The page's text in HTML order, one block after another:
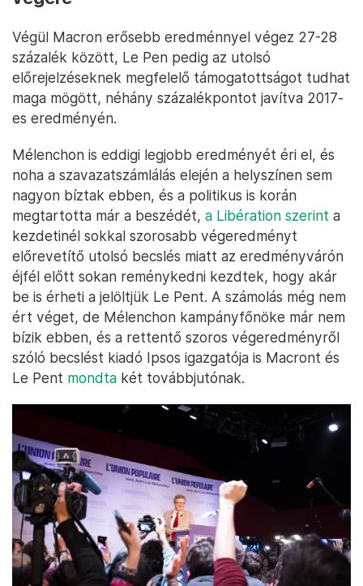
Végül Macron erősebb eredménnyel végez 27-28
százalék között, Le Pen pedig az utolsó
előrejelzéseknek megfelelő támogatottságot tudhat
maga mögött, néhány százalékpontot javítva 2017-
es eredményén.
Mélenchon is eddigi legjobb eredményét éri el, és
noha a szavazatszámlálás elején a helyszínen sem
nagyon bíztak ebben, és a politikus is korán
megtartotta már a beszédét, a Libération szerint a
kezdetinél sokkal szorosabb végeredményt
előrevetítő utolsó becslés miatt az eredményvárón
éjfél előtt sokan reménykedni kezdtek, hogy akár
be is érheti a jelöltjük Le Pent. A számolás még nem
ért véget, de Mélenchon kampányfőnöke már nem
bízik ebben, és a rettentő szoros végeredményről
szóló becslést kiadó Ipsos igazgatója is Macront és
Le Pent mondta két továbbjutónak.